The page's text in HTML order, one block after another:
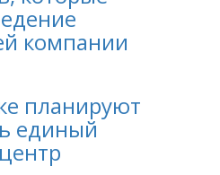
компании
планируют
единый